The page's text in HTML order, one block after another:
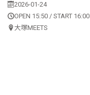
2026-01-24
OPEN 15:50 / START 16:00
大塚MEETS